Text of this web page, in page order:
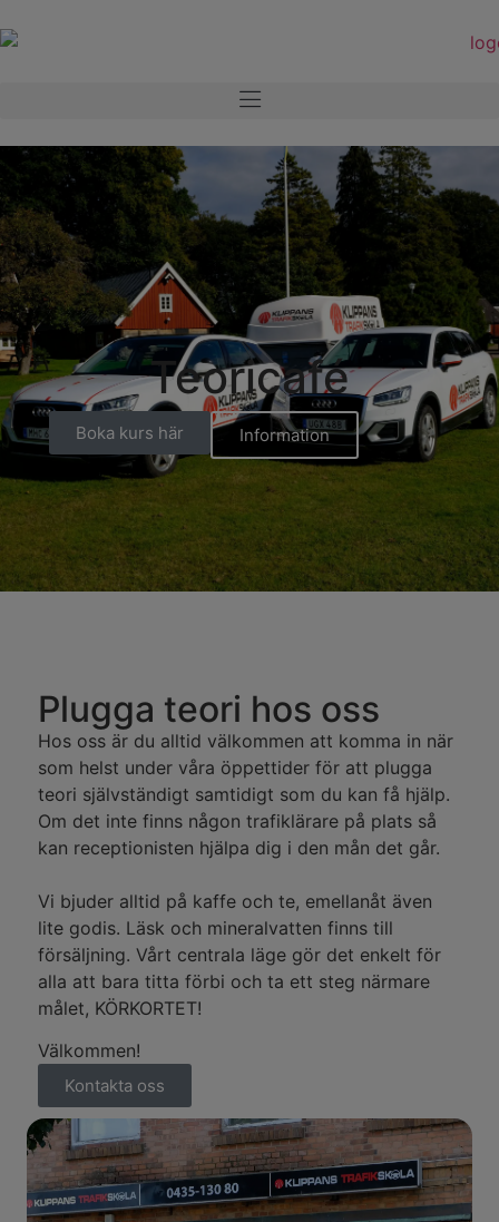
Teoricafé
Boka kurs här Information
Plugga teori hos oss
Hos oss är du alltid välkommen att komma in när
som helst under våra öppettider för att plugga
teori självständigt samtidigt som du kan få hjälp.
Om det inte finns någon trafiklärare på plats så
kan receptionisten hjälpa dig i den mån det går.
Vi bjuder alltid på kaffe och te, emellanåt även
lite godis. Läsk och mineralvatten finns till
försäljning. Vårt centrala läge gör det enkelt för
alla att bara titta förbi och ta ett steg närmare
målet, KÖRKORTET!
Välkommen!
Kontakta oss